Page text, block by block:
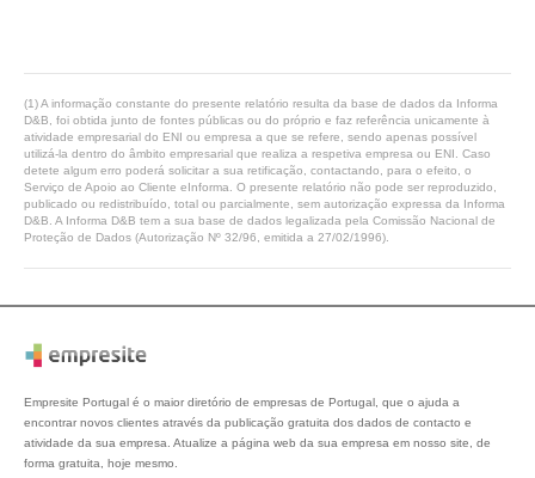
(1) A informação constante do presente relatório resulta da base de dados da Informa
D&B, foi obtida junto de fontes públicas ou do próprio e faz referência unicamente à
atividade empresarial do ENI ou empresa a que se refere, sendo apenas possível
utilizá-la dentro do âmbito empresarial que realiza a respetiva empresa ou ENI. Caso
detete algum erro poderá solicitar a sua retificação, contactando, para o efeito, o
Serviço de Apoio ao Cliente eInforma. O presente relatório não pode ser reproduzido,
publicado ou redistribuído, total ou parcialmente, sem autorização expressa da Informa
D&B. A Informa D&B tem a sua base de dados legalizada pela Comissão Nacional de
Proteção de Dados (Autorização Nº 32/96, emitida a 27/02/1996).
Empresite Portugal é o maior diretório de empresas de Portugal, que o ajuda a
encontrar novos clientes através da publicação gratuita dos dados de contacto e
atividade da sua empresa. Atualize a página web da sua empresa em nosso site, de
forma gratuita, hoje mesmo.